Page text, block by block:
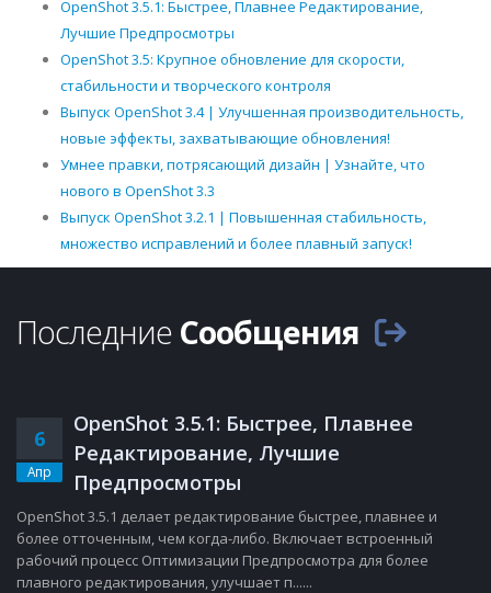
OpenShot 3.5.1: Быстрее, Плавнее Редактирование,
Лучшие Предпросмотры
OpenShot 3.5: Крупное обновление для скорости,
стабильности и творческого контроля
Выпуск OpenShot 3.4 | Улучшенная производительность,
новые эффекты, захватывающие обновления!
Умнее правки, потрясающий дизайн | Узнайте, что
нового в OpenShot 3.3
Выпуск OpenShot 3.2.1 | Повышенная стабильность,
множество исправлений и более плавный запуск!
Последние Сообщения
6
Апр
OpenShot 3.5.1: Быстрее, Плавнее
Редактирование, Лучшие
Предпросмотры
OpenShot 3.5.1 делает редактирование быстрее, плавнее и
более отточенным, чем когда-либо. Включает встроенный
рабочий процесс Оптимизации Предпросмотра для более
плавного редактирования, улучшает п......